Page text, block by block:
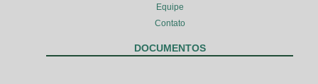
Equipe
Contato
DOCUMENTOS